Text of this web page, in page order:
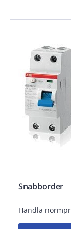
Snabborder
Handla